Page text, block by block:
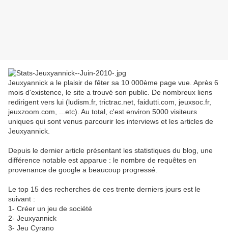
Jeuxyannick a le plaisir de fêter sa 10 000ème page vue. Après 6
mois d'existence, le site a trouvé son public. De nombreux liens
redirigent vers lui (ludism.fr, trictrac.net, faidutti.com, jeuxsoc.fr,
jeuxzoom.com, ...etc). Au total, c'est environ 5000 visiteurs
uniques qui sont venus parcourir les interviews et les articles de
Jeuxyannick.
Depuis le dernier article présentant les statistiques du blog, une
différence notable est apparue : le nombre de requêtes en
provenance de google a beaucoup progressé.
Le top 15 des recherches de ces trente derniers jours est le
suivant :
1- Créer un jeu de société
2- Jeuxyannick
3- Jeu Cyrano